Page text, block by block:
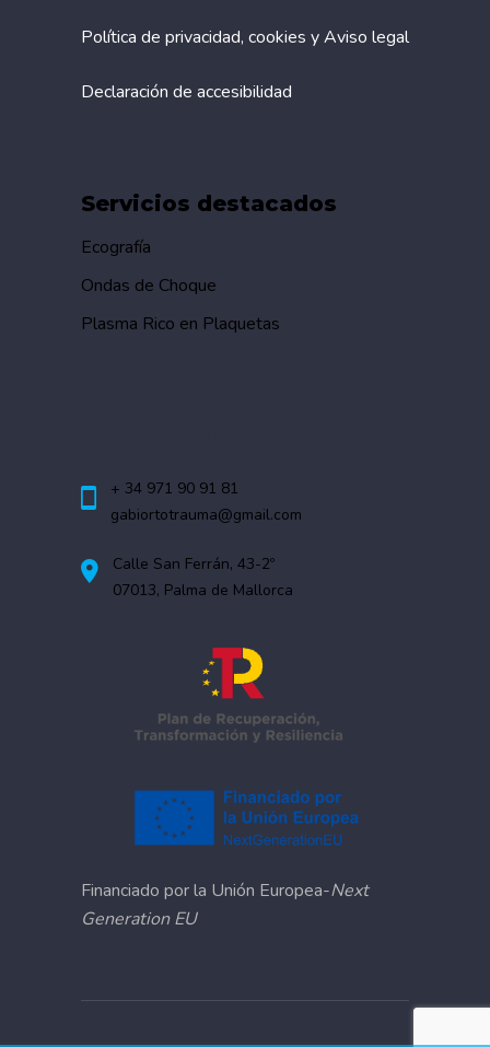
Política de privacidad, cookies y Aviso legal
Declaración de accesibilidad
Servicios destacados
Ecografía
Ondas de Choque
Plasma Rico en Plaquetas
+ 34 971 90 91 81
gabiortotrauma@gmail.com
Calle San Ferrán, 43-2º
07013, Palma de Mallorca
Financiado por la Unión Europea-Next
Generation EU